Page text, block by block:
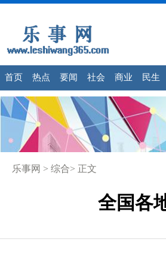
首页 热点 要闻 社会 商业 民生
乐事网 > 综合> 正文
全国各